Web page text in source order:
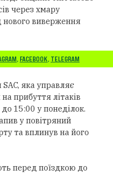
через хмару
нового виверження
, FACEBOOK, TELEGRAM
яка управляє
прибуття літаків
15:00 у понеділок.
у повітряний
та вплинув на його
перед поїздкою до